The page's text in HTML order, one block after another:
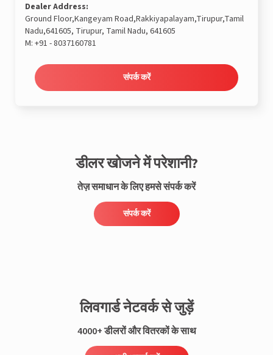
Dealer Address:
Ground Floor,Kangeyam Road,Rakkiyapalayam,Tirupur,Tamil
Nadu,641605, Tirupur, Tamil Nadu, 641605
M: +91 - 8037160781
संपर्क करें
डीलर खोजने में परेशानी?
तेज़ समाधान के लिए हमसे संपर्क करें
संपर्क करें
लिवगार्ड नेटवर्क से जुड़ें
4000+ डीलरों और वितरकों के साथ